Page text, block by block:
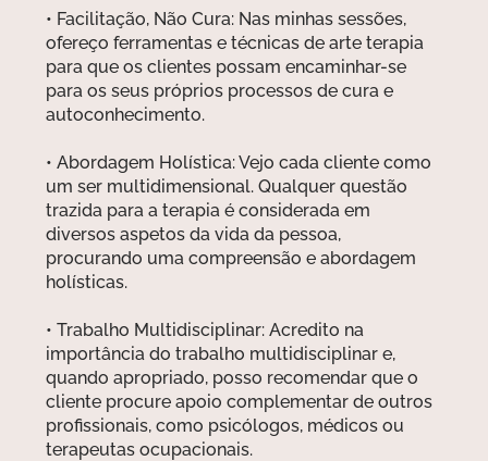
• Facilitação, Não Cura: Nas minhas sessões,
ofereço ferramentas e técnicas de arte terapia
para que os clientes possam encaminhar-se
para os seus próprios processos de cura e
autoconhecimento.
• Abordagem Holística: Vejo cada cliente como
um ser multidimensional. Qualquer questão
trazida para a terapia é considerada em
diversos aspetos da vida da pessoa,
procurando uma compreensão e abordagem
holísticas.
• Trabalho Multidisciplinar: Acredito na
importância do trabalho multidisciplinar e,
quando apropriado, posso recomendar que o
cliente procure apoio complementar de outros
profissionais, como psicólogos, médicos ou
terapeutas ocupacionais.